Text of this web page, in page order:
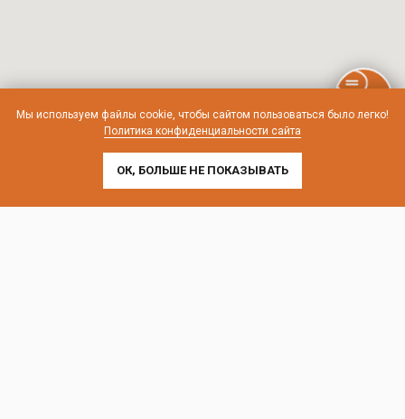
Мы используем файлы cookie, чтобы сайтом пользоваться было легко!
Политика конфиденциальности сайта
ОК, БОЛЬШЕ НЕ ПОКАЗЫВАТЬ